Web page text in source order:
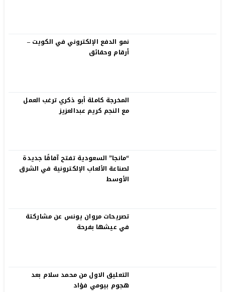
نمو الدفع الإلكتروني في الكويت –
أرقام وحقائق
المخرجة كاملة أبو ذكري ترغب العمل
مع النجم كريم عبدالعزيز
“مانجا” السعودية تفتح آفاقًا جديدة
لصناعة الألعاب الإلكترونية في الشرق
الأوسط
تصريحات مروان يونس عن مشاركتة
في عيشها بفرحة
التعليق الاول من محمد سلام بعد
هجوم بيومي فؤاد